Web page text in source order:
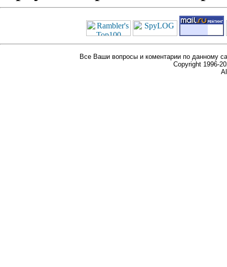
Все Ваши вопросы и коментарии по данному
Copyright 1996-